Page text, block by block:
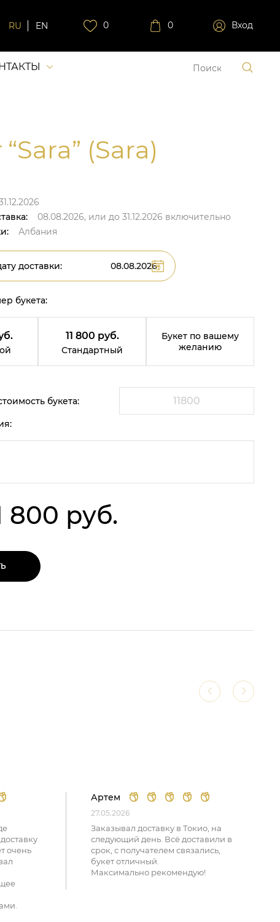
RU EN 0 0 Вход
(Sara)
08.08.2026, или до 31.12.2026 включительно
Албания
доставки:
букета:
11 800 руб.
Стандартный
Букет по вашему
желанию
букета:
800 руб.
очень
Артем
27.05.2026
Заказывал доставку в Токио, на
следующий день. Всё доставили в
срок, с получателем связались,
букет отличный.
Максимально рекомендую!